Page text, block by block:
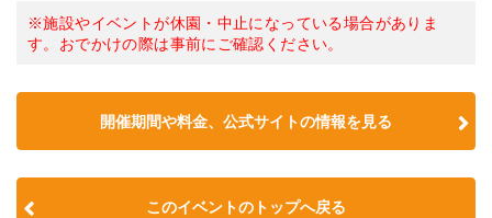
※施設やイベントが休園・中止になっている場合がありま
す。おでかけの際は事前にご確認ください。
開催期間や料金、公式サイトの情報を見る
このイベントのトップへ戻る